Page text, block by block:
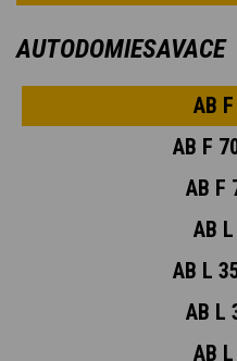
AUTODOMIESAVACE
AB
AB F
AB F
AB
AB L
AB L
AB